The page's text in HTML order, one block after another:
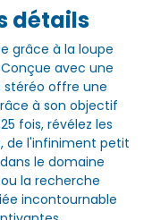
détails
grâce à la loupe
Conçue avec une
offre une
à son objectif
fois, révélez les
de l'infiniment petit
le domaine
la recherche
incontournable